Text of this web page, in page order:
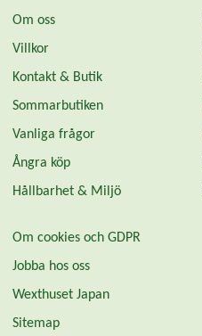
Om oss
Villkor
Kontakt & Butik
Sommarbutiken
Vanliga frågor
Ångra köp
Hållbarhet & Miljö
Om cookies och GDPR
Jobba hos oss
Wexthuset Japan
Sitemap